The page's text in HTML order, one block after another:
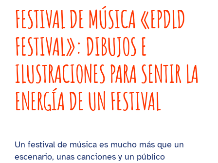
FESTIVAL DE MÚSICA «EPDLD
FESTIVAL»: DIBUJOS E
ILUSTRACIONES PARA SENTIR LA
ENERGÍA DE UN FESTIVAL
Un festival de música es mucho más que un
escenario, unas canciones y un público